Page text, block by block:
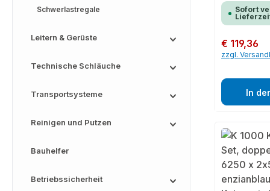
Schwerlastregale
Leitern & Gerüste
Technische Schläuche
Transportsysteme
Reinigen und Putzen
Bauhelfer
Betriebssicherheit
Sofort
Regulärer Preis:
€ 119,36
zzgl.
In